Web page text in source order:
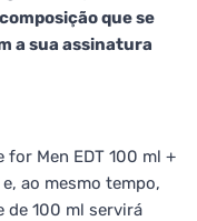
que se
a sua assinatura
for Men EDT 100 ml +
ao mesmo tempo,
de 100 ml servirá